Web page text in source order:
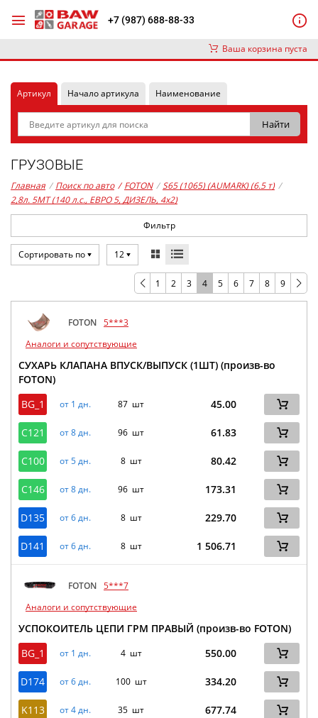
+7 (987) 688-88-33
Ваша корзина пуста
Артикул Начало артикула Наименование
ГРУЗОВЫЕ
Главная / Поиск по авто / FOTON / S65 (1065) (AUMARK) (6.5 т) /
2,8л. 5MT (140 л.с., ЕВРО 5, ДИЗЕЛЬ, 4x2)
Фильтр
Сортировать по 12
1 2 3 4 5 6 7 8 9
FOTON 5***3
Аналоги и сопутствующие
СУХАРЬ КЛАПАНА ВПУСК/ВЫПУСК (1ШТ) (произв-во
FOTON)
BG_1
от 1 дн. 87 шт 45.00
C121 от 8 дн. 96 шт 61.83
C100 от 5 дн. 8 шт 80.42
C146 от 8 дн. 96 шт 173.31
D135 от 6 дн. 8 шт 229.70
D141 от 6 дн. 8 шт 1 506.71
FOTON 5***7
Аналоги и сопутствующие
УСПОКОИТЕЛЬ ЦЕПИ ГРМ ПРАВЫЙ (произв-во FOTON)
BG_1
от 1 дн. 4 шт 550.00
D174 от 6 дн. 100 шт 334.20
K113 от 4 дн. 35 шт 677.74